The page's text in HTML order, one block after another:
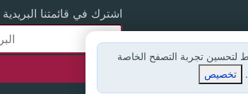
اشترك في قائمتنا البريدية
لتحسين تجربة التصفح الخاصة
تخصيص